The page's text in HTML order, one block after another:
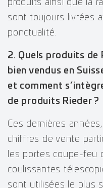
produits ainsi que la
sont toujours livrées
ponctualité.
2. Quels produits de
bien vendus en
et comment
de produits Rieder ?
Ces dernières
chiffres de vente
les portes coupe-feu
coulissantes
sont utilisées le plus